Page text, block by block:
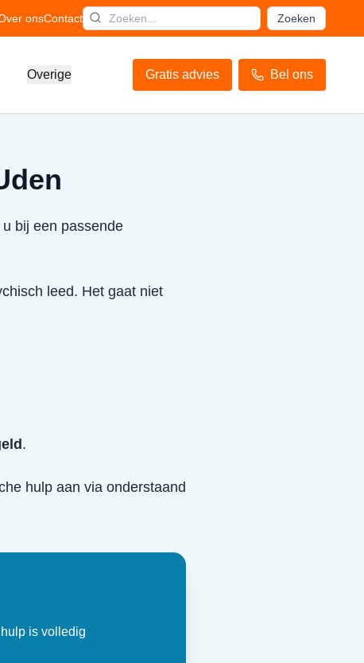
onsContact Zoeken
Overige Gratis advies Bel ons
bij een passende
leed. Het gaat niet
.
hulp aan via onderstaand
is volledig